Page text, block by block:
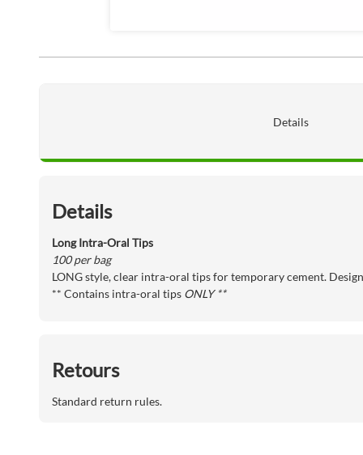
Details
Details
Long Intra-Oral Tips
100 per bag
LONG style, clear intra-oral tips for temporary cement.
** Contains intra-oral tips ONLY **
Retours
Standard return rules.